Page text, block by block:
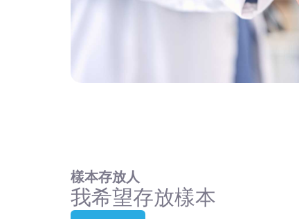
樣本存放人
我希望存放樣本